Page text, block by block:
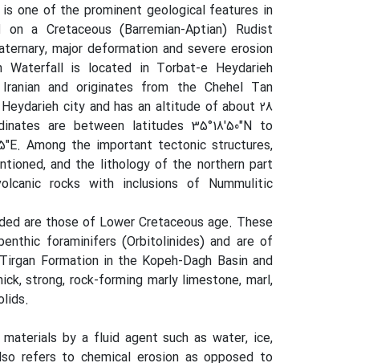
one of the prominent geological features in
a Cretaceous (Barremian-Aptian) Rudist
major deformation and severe erosion
Waterfall is located in Torbat-e Heydarieh
and originates from the Chehel Tan
city and has an altitude of about 28
are between latitudes 35°18'50"N to
Among the important tectonic structures,
and the lithology of the northern part
rocks with inclusions of Nummulitic
are those of Lower Cretaceous age. These
foraminifers (Orbitolinides) and are of
Formation in the Kopeh-Dagh Basin and
strong, rock-forming marly limestone, marl,
by a fluid agent such as water, ice,
refers to chemical erosion as opposed to